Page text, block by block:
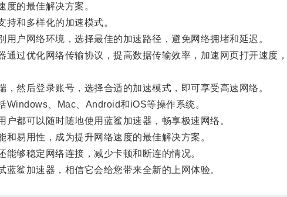
的最佳解决方案。
和多样化的加速模式。
户网络环境，选择最佳的加速路径，避免网络拥堵和延迟。
优化网络传输协议，提高数据传输效率，加速网页打开速度，
然后登录账号，选择合适的加速模式，即可享受高速网络。
、Mac、Android和iOS等操作系统。
都可以随时随地使用蓝鲨加速器，畅享极速网络。
易用性，成为提升网络速度的最佳解决方案。
够稳定网络连接，减少卡顿和断连的情况。
鲨加速器，相信它会给您带来全新的上网体验。